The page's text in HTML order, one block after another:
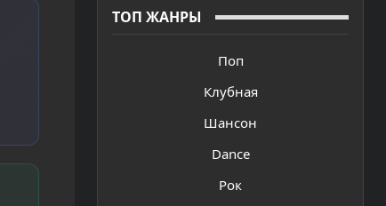
ТОП ЖАНРЫ
Поп
Клубная
Шансон
Dance
Рок